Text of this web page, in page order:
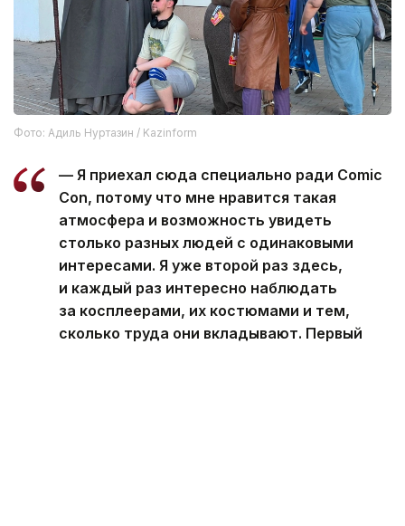
Фото: Адиль Нуртазин / Kazinform
— Я приехал сюда специально ради Comic
Con, потому что мне нравится такая
атмосфера и возможность увидеть
столько разных людей с одинаковыми
интересами. Я уже второй раз здесь,
и каждый раз интересно наблюдать
за косплеерами, их костюмами и тем,
сколько труда они вкладывают. Первый